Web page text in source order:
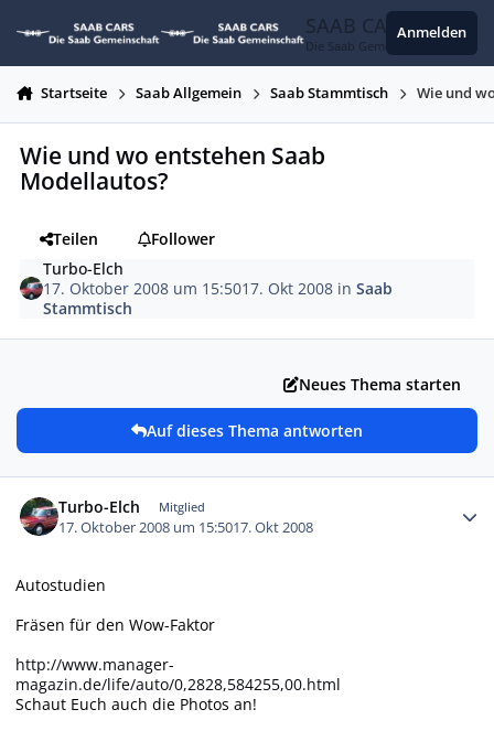
SAAB CARS
Die Saab Gemeinschaft
Anmelden
Startseite Saab Allgemein Saab Stammtisch Wie und
Wie und wo entstehen Saab
Modellautos?
Teilen
Follower
Turbo-Elch
17. Oktober 2008 um 15:5017. Okt 2008 inSaab
Stammtisch
Neues Thema starten
Auf dieses Thema antworten
Turbo-Elch Mitglied
17. Oktober 2008 um 15:5017. Okt 2008
Autostudien
Fräsen für den Wow-Faktor
http://www.manager-
magazin.de/life/auto/0,2828,584255,00.html
Schaut Euch auch die Photos an!